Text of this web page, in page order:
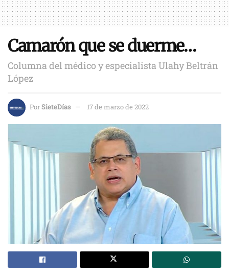
Camarón que se duerme…
Columna del médico y especialista Ulahy Beltrán
López
PorSieteDías 17 de marzo de 2022